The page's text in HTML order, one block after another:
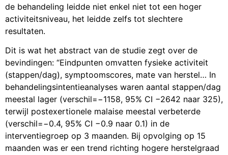
de behandeling leidde niet enkel niet tot een hoger
activiteitsniveau, het leidde zelfs tot slechtere
resultaten.
Dit is wat het abstract van de studie zegt over de
bevindingen: “Eindpunten omvatten fysieke activiteit
(stappen/dag), symptoomscores, mate van herstel… In
behandelingsintentieanalyses waren aantal stappen/dag
meestal lager (verschil=−1158, 95% CI −2642 naar 325),
terwijl postexertionele malaise meestal verbeterde
(verschil=−0.4, 95% CI −0.9 naar 0.1) in de
interventiegroep op 3 maanden. Bij opvolging op 15
maanden was er een trend richting hogere herstelgraad